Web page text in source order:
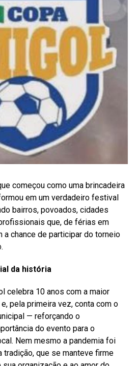
começou como uma brincadeira
em um verdadeiro festival
bairros, povoados, cidades
que, de férias em
a chance de participar do torneio
da história
celebra 10 anos com a maior
pela primeira vez, conta com o
— reforçando o
do evento para o
Nem mesmo a pandemia foi
tradição, que se manteve firme